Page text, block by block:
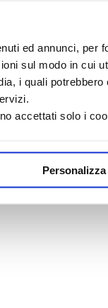
ed annunci, per
sul modo in cui
i quali
accettati solo i
Personalizza